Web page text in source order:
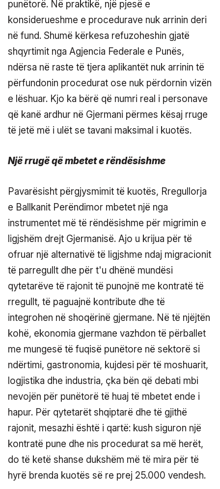
punëtorë. Në praktikë, një pjesë e
konsiderueshme e procedurave nuk arrinin deri
në fund. Shumë kërkesa refuzoheshin gjatë
shqyrtimit nga Agjencia Federale e Punës,
ndërsa në raste të tjera aplikantët nuk arrinin të
përfundonin procedurat ose nuk përdornin vizën
e lëshuar. Kjo ka bërë që numri real i personave
që kanë ardhur në Gjermani përmes kësaj rruge
të jetë më i ulët se tavani maksimal i kuotës.
Një rrugë që mbetet e rëndësishme
Pavarësisht përgjysmimit të kuotës, Rregullorja
e Ballkanit Perëndimor mbetet një nga
instrumentet më të rëndësishme për migrimin e
ligjshëm drejt Gjermanisë. Ajo u krijua për të
ofruar një alternativë të ligjshme ndaj migracionit
të parregullt dhe për t'u dhënë mundësi
qytetarëve të rajonit të punojnë me kontratë të
rregullt, të paguajnë kontribute dhe të
integrohen në shoqërinë gjermane. Në të njëjtën
kohë, ekonomia gjermane vazhdon të përballet
me mungesë të fuqisë punëtore në sektorë si
ndërtimi, gastronomia, kujdesi për të moshuarit,
logjistika dhe industria, çka bën që debati mbi
nevojën për punëtorë të huaj të mbetet ende i
hapur. Për qytetarët shqiptarë dhe të gjithë
rajonit, mesazhi është i qartë: kush siguron një
kontratë pune dhe nis procedurat sa më herët,
do të ketë shanse dukshëm më të mira për të
hyrë brenda kuotës së re prej 25.000 vendesh.